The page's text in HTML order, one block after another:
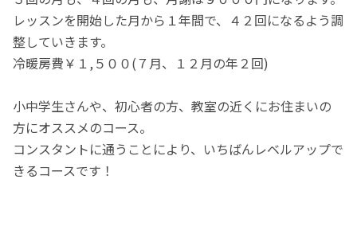
レッスンを開始した月から１年間で、４２回になるよう調
整していきます。
冷暖房費￥１,５００(７月、１２月の年２回)
小中学生さんや、初心者の方、教室の近くにお住まいの
方にオススメのコース。
コンスタントに通うことにより、いちばんレベルアップで
きるコースです！